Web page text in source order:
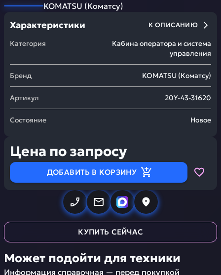
KOMATSU (Коматсу)
Характеристики К ОПИСАНИЮ
Категория
Кабина оператора и система
управления
Бренд KOMATSU (Коматсу)
Артикул 20Y-43-31620
Состояние Новое
Цена по запросу
ДОБАВИТЬ В КОРЗИНУ
КУПИТЬ СЕЙЧАС
Может подойти для техники
Информация справочная — перед покупкой